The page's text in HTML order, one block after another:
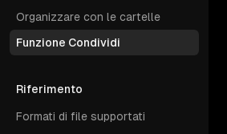
Organizzare con le cartelle
Funzione Condividi
Riferimento
Formati di file supportati